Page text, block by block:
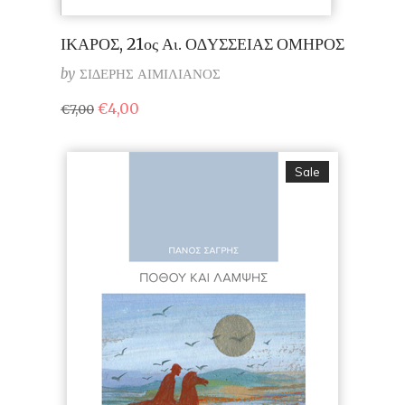
ΙΚΑΡΟΣ, 21ος Αι. Ο∆ΥΣΣΕΙΑΣ ΟΜΗΡΟΣ
by ΣΙ∆ΕΡΗΣ ΑΙΜΙΛΙΑΝΟΣ
€7,00 Original
price
€7,00.
€4,00
είναι:
Sale